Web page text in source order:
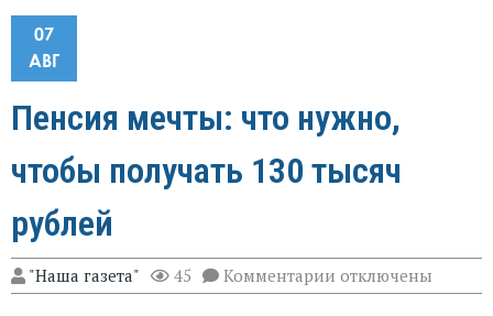
07
АВГ
Пенсия мечты: что нужно,
чтобы получать 130 тысяч
рублей
"Наша газета" 45 Комментарии к
записи
отключены